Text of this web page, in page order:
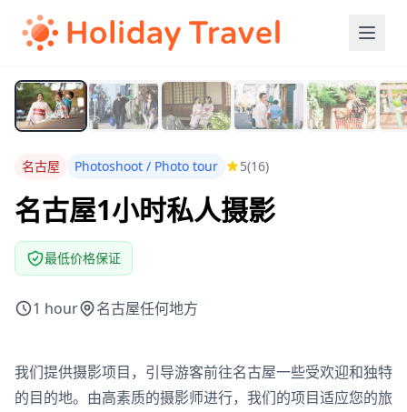
名古屋 Photoshoot / Photo tour 5(16)
名古屋1小时私人摄影
最低价格保证
1 hour 名古屋任何地方
我们提供摄影项目，引导游客前往名古屋一些受欢迎和独特
的目的地。由高素质的摄影师进行，我们的项目适应您的旅